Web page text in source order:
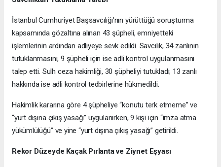
İstanbul Cumhuriyet Başsavcılığı’nın yürüttüğü soruşturma
kapsamında gözaltına alınan 43 şüpheli, emniyetteki
işlemlerinin ardından adliyeye sevk edildi. Savcılık, 34 zanlının
tutuklanmasını, 9 şüpheli için ise adli kontrol uygulanmasını
talep etti. Sulh ceza hakimliği, 30 şüpheliyi tutukladı; 13 zanlı
hakkında ise adli kontrol tedbirlerine hükmedildi.
Hakimlik kararına göre 4 şüpheliye “konutu terk etmeme” ve
“yurt dışına çıkış yasağı” uygulanırken, 9 kişi için “imza atma
yükümlülüğü” ve yine “yurt dışına çıkış yasağı” getirildi.
Rekor Düzeyde Kaçak Pırlanta ve Ziynet Eşyası